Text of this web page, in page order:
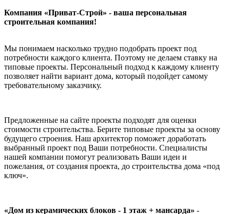
Компания «Приват-Строй» - ваша персональная
строительная компания!
Мы понимаем насколько трудно подобрать проект под
потребности каждого клиента. Поэтому не делаем ставку на
типовые проекты. Персональный подход к каждому клиенту
позволяет найти вариант дома, который подойдет самому
требовательному заказчику.
Предложенные на сайте проекты подходят для оценки
стоимости строительства. Берите типовые проекты за основу
будущего строения. Наш архитектор поможет доработать
выбранный проект под Ваши потребности. Специалисты
нашей компании помогут реализовать Ваши идеи и
пожелания, от создания проекта, до строительства дома «под
ключ».
«Дом из керамических блоков - 1 этаж + мансарда» -